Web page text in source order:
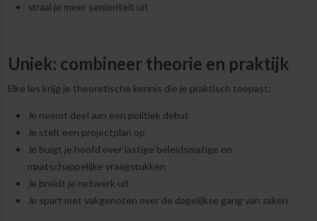
straal je meer senioriteit uit
Uniek: combineer theorie en praktijk
Elke les krijg je theoretische kennis die je praktisch toepast:
Je neemt deel aan een politiek debat
Je stelt een projectplan op
Je buigt je hoofd over lastige beleidsmatige en
maatschappelijke vraagstukken
Je breidt je netwerk uit
Je spart met vakgenoten over de dagelijkse gang van zaken